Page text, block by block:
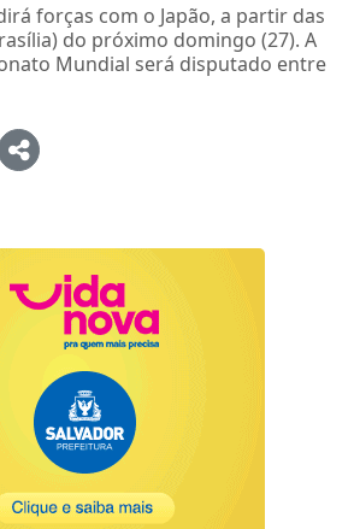
forças com o Japão, a partir das
do próximo domingo (27). A
Mundial será disputado entre